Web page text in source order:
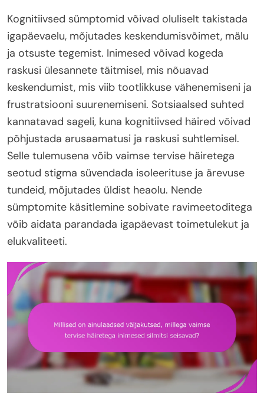
Kognitiivsed sümptomid võivad oluliselt takistada
igapäevaelu, mõjutades keskendumisvõimet, mälu
ja otsuste tegemist. Inimesed võivad kogeda
raskusi ülesannete täitmisel, mis nõuavad
keskendumist, mis viib tootlikkuse vähenemiseni ja
frustratsiooni suurenemiseni. Sotsiaalsed suhted
kannatavad sageli, kuna kognitiivsed häired võivad
põhjustada arusaamatusi ja raskusi suhtlemisel.
Selle tulemusena võib vaimse tervise häiretega
seotud stigma süvendada isoleerituse ja ärevuse
tundeid, mõjutades üldist heaolu. Nende
sümptomite käsitlemine sobivate ravimeetoditega
võib aidata parandada igapäevast toimetulekut ja
elukvaliteeti.